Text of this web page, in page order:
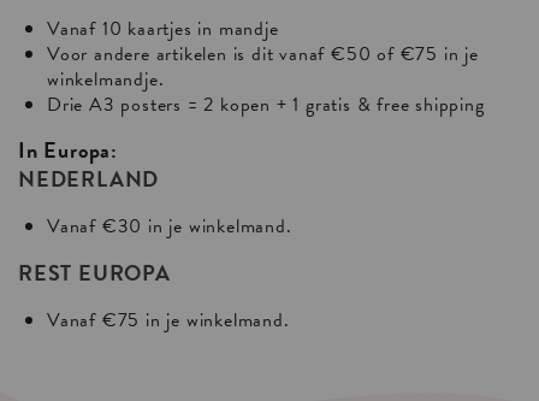
Vanaf 10 kaartjes in mandje
Voor andere artikelen is dit vanaf €50 of €75 in je
winkelmandje.
Drie A3 posters = 2 kopen + 1 gratis & free shipping
In Europa:
NEDERLAND
Vanaf €30 in je winkelmand.
REST EUROPA
Vanaf €75 in je winkelmand.